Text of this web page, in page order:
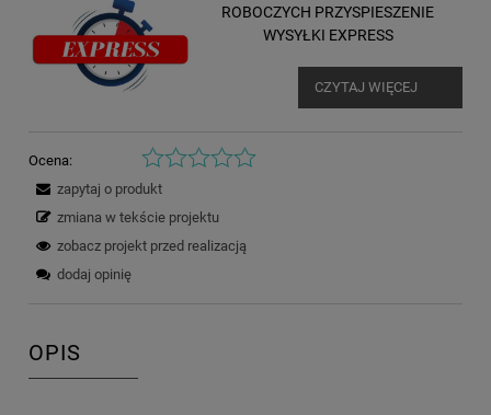
ROBOCZYCH PRZYSPIESZENIE
WYSYŁKI EXPRESS
CZYTAJ WIĘCEJ
Ocena:
zapytaj o produkt
zmiana w tekście projektu
zobacz projekt przed realizacją
dodaj opinię
OPIS